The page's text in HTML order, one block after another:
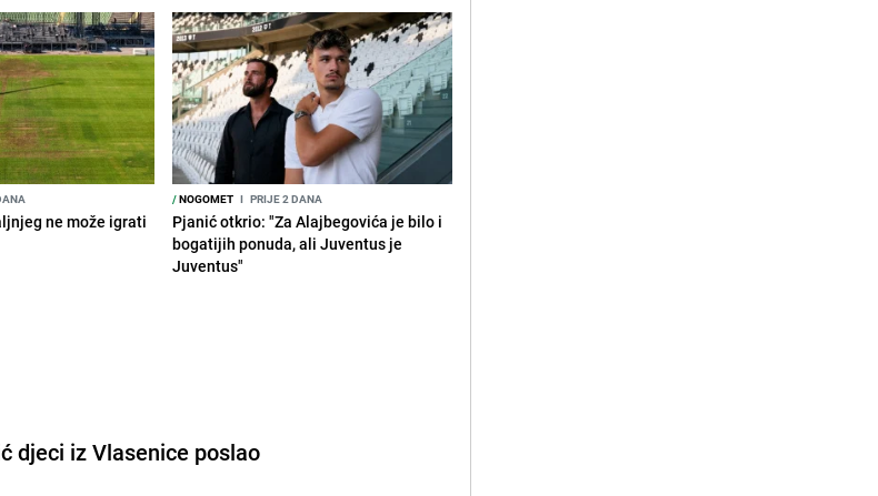
ne može igrati
/NOGOMET I PRIJE 2 DANA
Pjanić otkrio: "Za Alajbegovića je bilo i
bogatijih ponuda, ali Juventus je
Juventus"
djeci iz Vlasenice poslao